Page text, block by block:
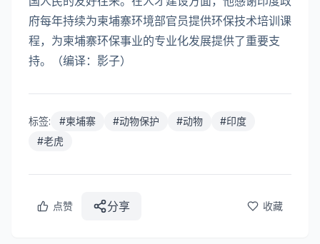
府每年持续为柬埔寨环境部官员提供环保技术培训课
程，为柬埔寨环保事业的专业化发展提供了重要支
持。（编译：影子）
标签: #柬埔寨 #动物保护 #动物 #印度
#老虎
点赞 分享 收藏